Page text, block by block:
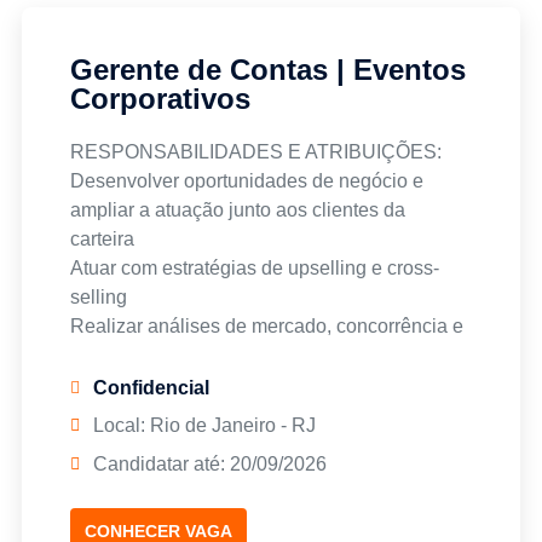
Gerente de Contas | Eventos
Corporativos
RESPONSABILIDADES E ATRIBUIÇÕES:
Desenvolver oportunidades de negócio e
ampliar a atuação junto aos clientes da
carteira
Atuar com estratégias de upselling e cross-
selling
Realizar análises de mercado, concorrência e
Elaborar apresentações executivas e
relatórios gerenciais
negociações comerciais
crescimento das contas
Confidencial
Local: Rio de Janeiro - RJ
Candidatar até: 20/09/2026
CONHECER VAGA